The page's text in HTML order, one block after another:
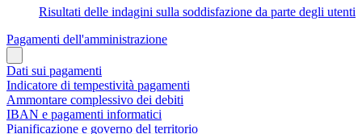
Risultati delle indagini sulla soddisfazione da parte degli utenti
Pagamenti dell'amministrazione
Dati sui pagamenti
Indicatore di tempestività pagamenti
Ammontare complessivo dei debiti
IBAN e pagamenti informatici
Pianificazione e governo del territorio